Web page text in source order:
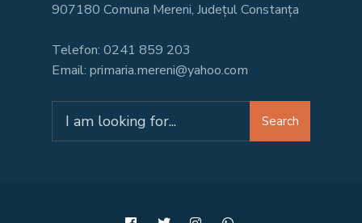
907180 Comuna Mereni, Județul Constanța
Telefon: 0241 859 203
Email: primaria.mereni@yahoo.com
for:
Search